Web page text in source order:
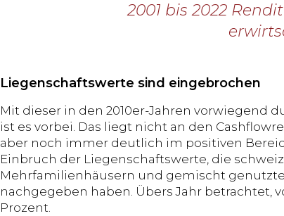
2001 bis 2022
Liegenschaftswerte sind eingebrochen
Mit dieser in den 2010er-Jahren vorwiegend
ist es vorbei. Das liegt nicht an den
aber noch immer deutlich im positiven
Einbruch der Liegenschaftswerte, die
Mehrfamilienhäusern und gemischt
nachgegeben haben. Übers Jahr betrachtet,
Prozent.